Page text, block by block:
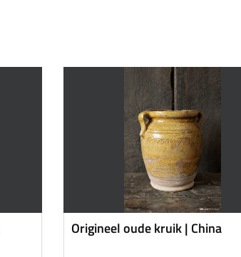
Origineel oude kruik | China